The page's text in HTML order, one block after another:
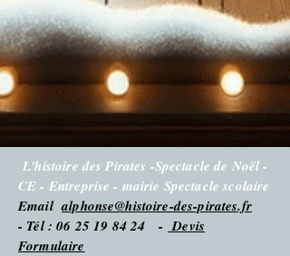
L'histoire des Pirates -Spectacle de Noël -
CE - Entreprise - mairie Spectacle scolaire
Emailalphonse@histoire-des-pirates.fr
- Tél : 06 25 19 84 24 - Devis
Formulaire